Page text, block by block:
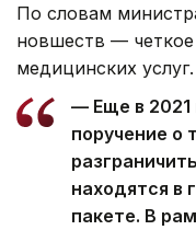
По словам
новшеств — четкое
медицинских услуг.
— Еще в 2021
поручение о
находятся в
пакете. В